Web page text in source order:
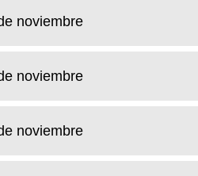
noviembre
noviembre
noviembre